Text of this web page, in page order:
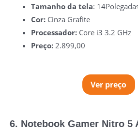
Tamanho da tela:
Cor: Cinza Grafite
Processador: ‎Core i3 3.2 GHz
Preço: 2.899,00
Ver preço
6. Notebook Gamer Nitro 5